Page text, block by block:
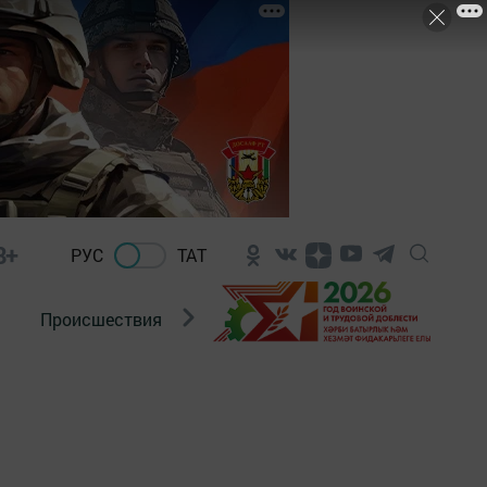
РУС ТАТ
Происшествия Новости Госавтоинспекции